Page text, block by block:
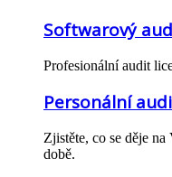
Softwarový
Profesionální audit
Personální
Zjistěte, co se děje
době.